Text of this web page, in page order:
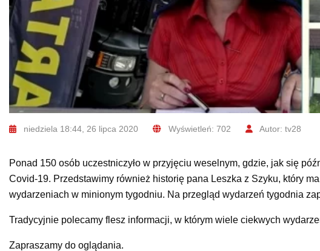
niedziela 18:44, 26 lipca 2020 Wyświetleń: 702 Autor: tv28
Ponad 150 osób uczestniczyło w przyjęciu weselnym, gdzie, jak się
Covid-19. Przedstawimy również historię pana Leszka z Szyku, który
wydarzeniach w minionym tygodniu. Na przegląd wydarzeń tygodnia
Tradycyjnie polecamy flesz informacji, w którym wiele ciekwych
Zapraszamy do oglądania.